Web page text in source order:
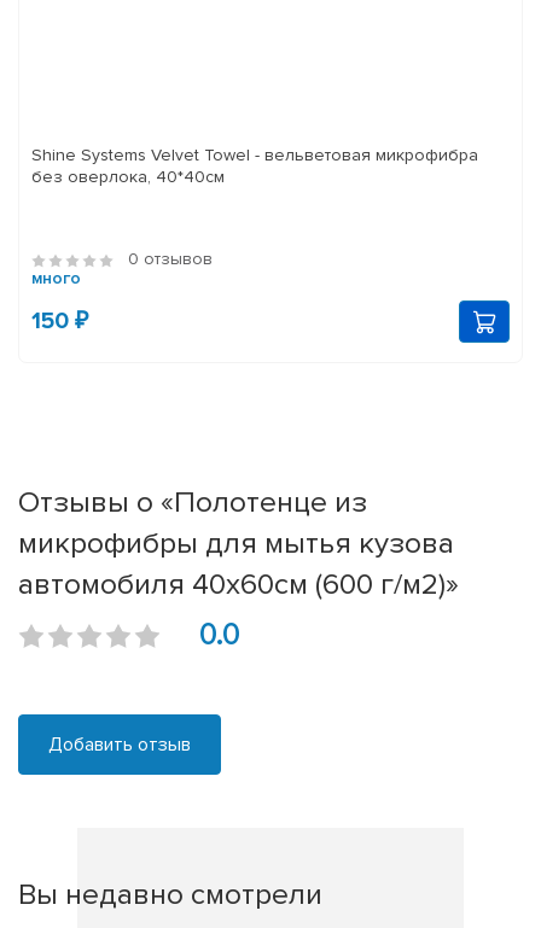
Shine Systems Velvet Towel - вельветовая микрофибра
без оверлока, 40*40см
0 отзывов
много
150 ₽
Отзывы о «Полотенце из
микрофибры для мытья кузова
автомобиля 40x60см (600 г/м2)»
0.0
Добавить отзыв
Вы недавно смотрели